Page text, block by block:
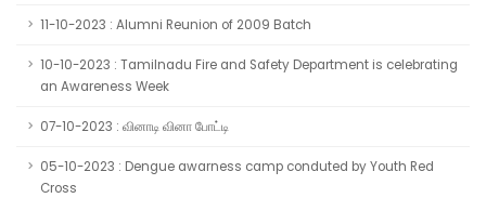
11-10-2023 : Alumni Reunion of 2009 Batch
10-10-2023 : Tamilnadu Fire and Safety Department is celebrating
an Awareness Week
07-10-2023 : வினாடி வினா போட்டி
05-10-2023 : Dengue awarness camp conduted by Youth Red
Cross